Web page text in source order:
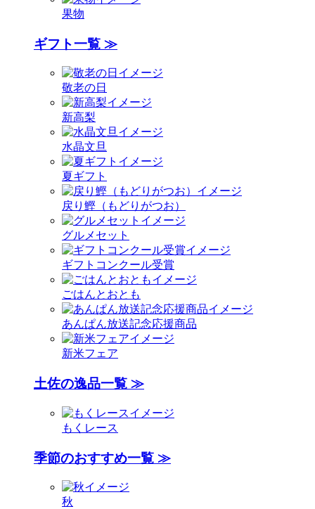
果物
ギフト一覧 ≫
敬老の日
新高梨
水晶文旦
夏ギフト
戻り鰹（もどりがつお）
グルメセット
ギフトコンクール受賞
ごはんとおとも
あんぱん放送記念応援商品
新米フェア
土佐の逸品一覧 ≫
もくレース
季節のおすすめ一覧 ≫
秋